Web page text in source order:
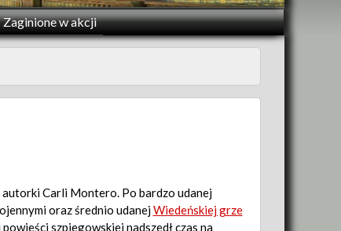
Zaginione w akcji
Carli Montero. Po bardzo udanej
oraz średnio udanejWiedeńskiej grze
szpiegowskiej nadszedł czas na